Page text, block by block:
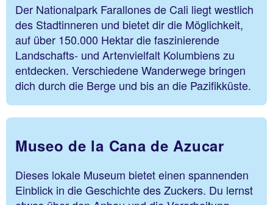
Der Nationalpark Farallones de Cali liegt westlich
des Stadtinneren und bietet dir die Möglichkeit,
auf über 150.000 Hektar die faszinierende
Landschafts- und Artenvielfalt Kolumbiens zu
entdecken. Verschiedene Wanderwege bringen
dich durch die Berge und bis an die Pazifikküste.
Museo de la Cana de Azucar
Dieses lokale Museum bietet einen spannenden
Einblick in die Geschichte des Zuckers. Du lernst